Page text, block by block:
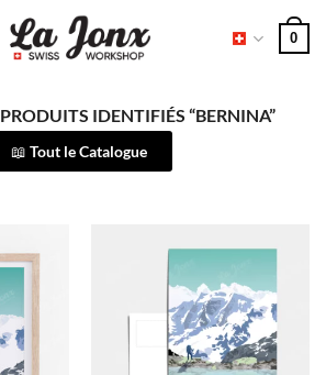
0
PRODUITS IDENTIFIÉS “BERNINA”
Tout le Catalogue